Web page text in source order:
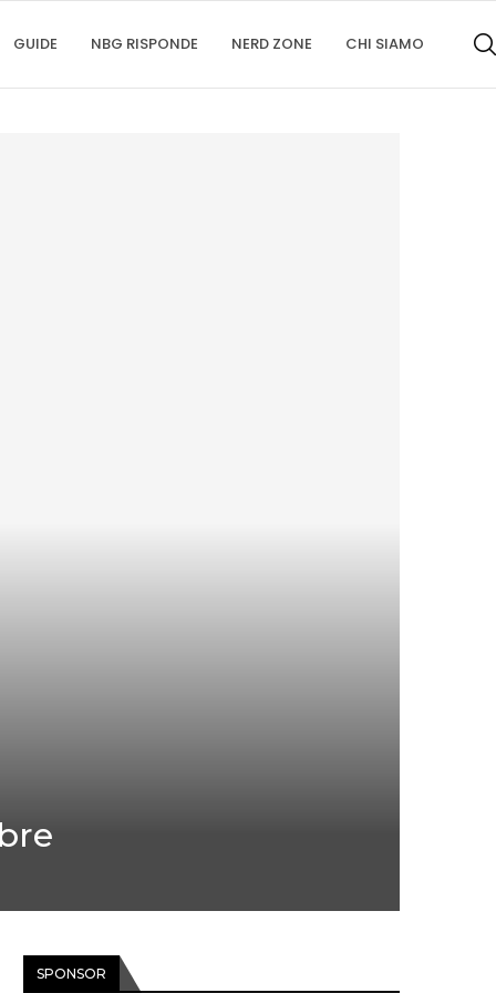
GUIDE NBG RISPONDE NERD ZONE CHI SIAMO
SPONSOR